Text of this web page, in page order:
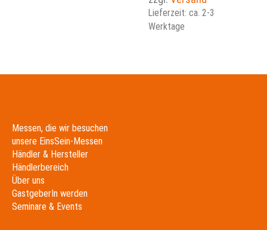
Lieferzeit: ca. 2-3
Werktage
Messen, die wir besuchen
unsere EinsSein-Messen
Händler & Hersteller
Händlerbereich
Über uns
GastgeberIn werden
Seminare & Events